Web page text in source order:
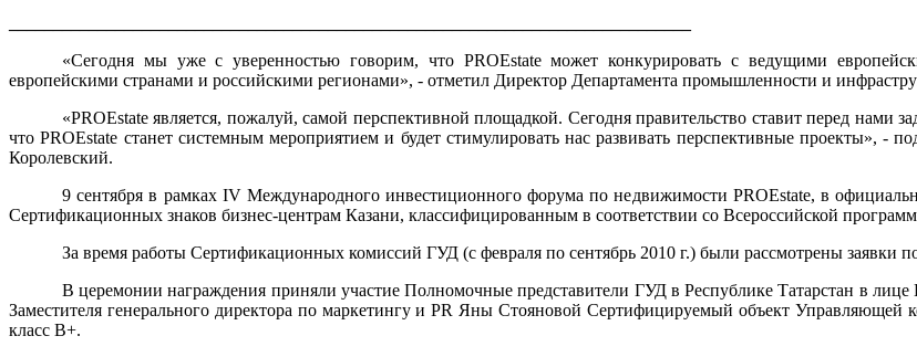
«Сегодня мы уже с уверенностью говорим, что PROEstate может конкурировать с ведущими
европейскими странами и российскими регионами», - отметил Директор Департамента промышленности и
«PROEstate является, пожалуй, самой перспективной площадкой. Сегодня правительство ставит перед нами
что PROEstate станет системным мероприятием и будет стимулировать нас развивать перспективные проекты», -
Королевский.
9 сентября в рамках IV Международного инвестиционного форума по недвижимости PROEstate, в
Сертификационных знаков бизнес-центрам Казани, классифицированным в соответствии со Всероссийской
За время работы Сертификационных комиссий ГУД (с февраля по сентябрь 2010 г.) были рассмотрены заявки
В церемонии награждения приняли участие Полномочные представители ГУД в Республике Татарстан в
Заместителя генерального директора по маркетингу иPR Яны Стояновой Сертифицируемый объект Управляющей
класс В+.